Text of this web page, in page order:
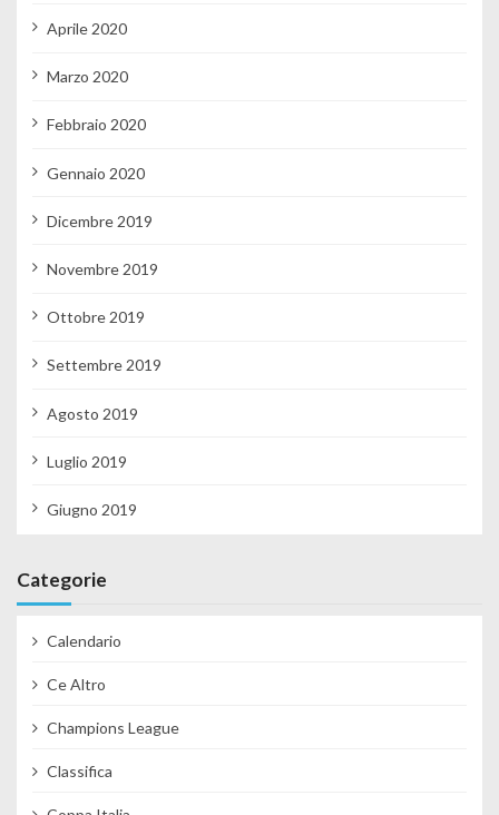
Aprile 2020
Marzo 2020
Febbraio 2020
Gennaio 2020
Dicembre 2019
Novembre 2019
Ottobre 2019
Settembre 2019
Agosto 2019
Luglio 2019
Giugno 2019
Categorie
Calendario
Ce Altro
Champions League
Classifica